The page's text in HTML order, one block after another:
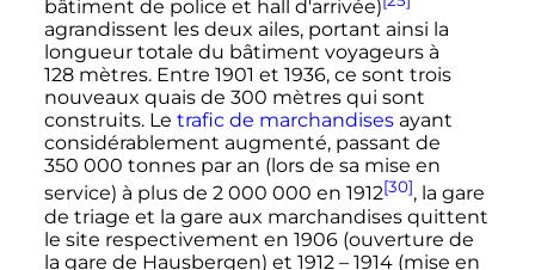
bâtiment de police et hall d'arrivée)
agrandissent les deux ailes, portant ainsi la
longueur totale du bâtiment voyageursà
128 mètres. Entre 1901 et 1936, ce sont trois
nouveaux quais de 300 mètresqui sont
construits. Le trafic de marchandisesayant
considérablement augmenté, passant de
350 000 tonnespar an (lors de sa mise en
service) à plus de 2 000 000 en 1912[30], la gare
de triage et la gare aux marchandises quittent
le site respectivement en 1906 (ouverture de
la gare de Hausbergen) et 1912 – 1914 (mise en